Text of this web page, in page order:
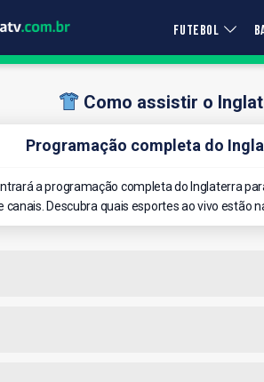
FUTEBOL
Como assistir o
Programação completa do
a programação completa do Inglaterra
canais. Descubra quais esportes ao vivo estão